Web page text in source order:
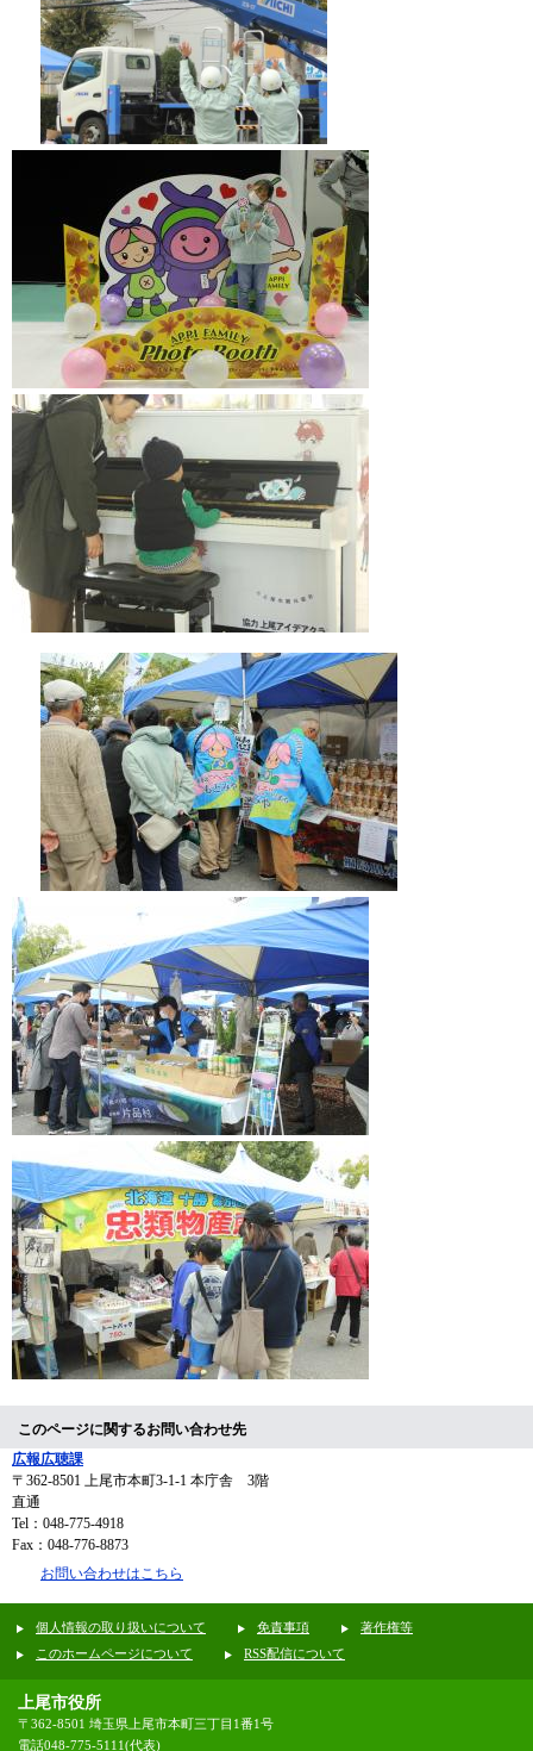
このページに関するお問い合わせ先
広報広聴課
〒362-8501 上尾市本町3-1-1 本庁舎 3階
直通
Tel：048-775-4918
Fax：048-776-8873
お問い合わせはこちら
個人情報の取り扱いについて 免責事項
著作権等
このホームページについて
RSS配信について
上尾市役所
〒362-8501 埼玉県上尾市本町三丁目1番1号
電話048-775-5111(代表)